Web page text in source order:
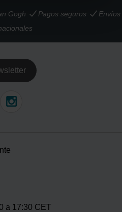
Gogh Pagos seguros
Envíos
a 17:30 CET